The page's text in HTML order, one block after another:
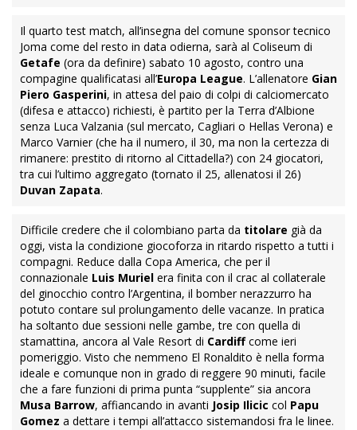
Il quarto test match, all’insegna del comune sponsor tecnico
Joma come del resto in data odierna, sarà al Coliseum di
Getafe (ora da definire) sabato 10 agosto, contro una
compagine qualificatasi all’Europa League. L’allenatore Gian
Piero Gasperini, in attesa del paio di colpi di calciomercato
(difesa e attacco) richiesti, è partito per la Terra d’Albione
senza Luca Valzania (sul mercato, Cagliari o Hellas Verona) e
Marco Varnier (che ha il numero, il 30, ma non la certezza di
rimanere: prestito di ritorno al Cittadella?) con 24 giocatori,
tra cui l’ultimo aggregato (tornato il 25, allenatosi il 26)
Duvan Zapata.
Difficile credere che il colombiano parta da titolare già da
oggi, vista la condizione giocoforza in ritardo rispetto a tutti i
compagni. Reduce dalla Copa America, che per il
connazionale Luis Muriel era finita con il crac al collaterale
del ginocchio contro l’Argentina, il bomber nerazzurro ha
potuto contare sul prolungamento delle vacanze. In pratica
ha soltanto due sessioni nelle gambe, tre con quella di
stamattina, ancora al Vale Resort di Cardiffcome ieri
pomeriggio. Visto che nemmeno El Ronaldito è nella forma
ideale e comunque non in grado di reggere 90 minuti, facile
che a fare funzioni di prima punta “supplente” sia ancora
Musa Barrow, affiancando in avanti Josip Ilicic col Papu
Gomez a dettare i tempi all’attacco sistemandosi fra le linee.